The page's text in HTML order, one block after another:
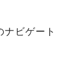
ビゲート